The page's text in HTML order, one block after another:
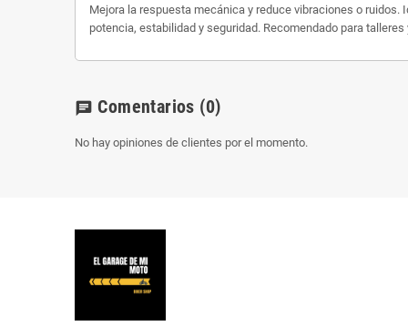
Mejora la respuesta mecánica y reduce vibraciones o
potencia, estabilidad y seguridad. Recomendado para
chat Comentarios (0)
No hay opiniones de clientes por el momento.